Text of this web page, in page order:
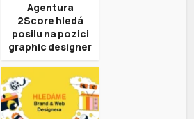
Agentura
2Score hledá
posilu na pozici
graphic designer